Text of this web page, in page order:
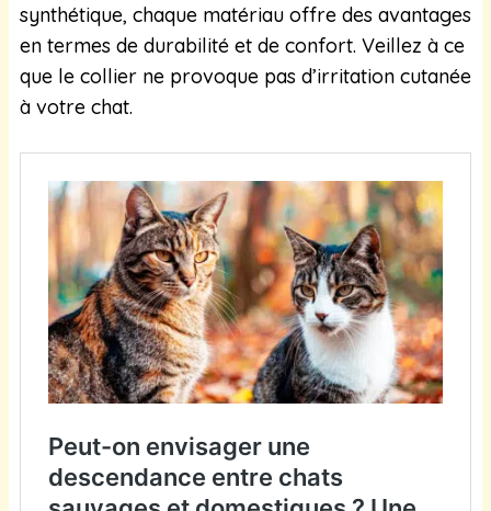
synthétique, chaque matériau offre des avantages
en termes de durabilité et de confort. Veillez à ce
que le collier ne provoque pas d’irritation cutanée
à votre chat.